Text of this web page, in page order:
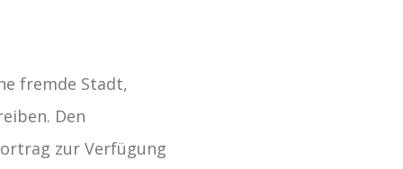
fremde Stadt,
Den
zur Verfügung